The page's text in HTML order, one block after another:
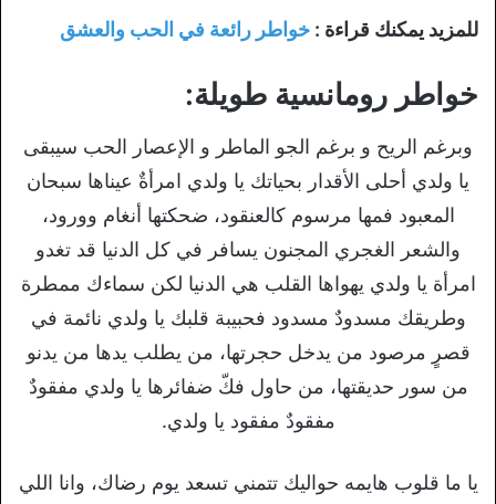
للمزيد يمكنك قراءة : خواطر رائعة في الحب والعشق
خواطر رومانسية طويلة:
وبرغم الريح و برغم الجو الماطر و الإعصار الحب سيبقى
يا ولدي أحلى الأقدار بحياتك يا ولدي امرأةٌ عيناها سبحان
المعبود فمها مرسوم كالعنقود، ضحكتها أنغام وورود،
والشعر الغجري المجنون يسافر في كل الدنيا قد تغدو
امرأة يا ولدي يهواها القلب هي الدنيا لكن سماءك ممطرة
وطريقك مسدودٌ مسدود فحبيبة قلبك يا ولدي نائمة في
قصرٍ مرصود من يدخل حجرتها، من يطلب يدها من يدنو
من سور حديقتها، من حاول فكّ ضفائرها يا ولدي مفقودٌ
مفقودٌ مفقود يا ولدي.
يا ما قلوب هايمه حواليك تتمني تسعد يوم رضاك، وانا اللي